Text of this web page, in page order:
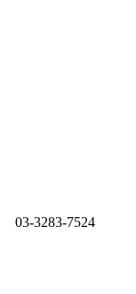
03-3283-7524